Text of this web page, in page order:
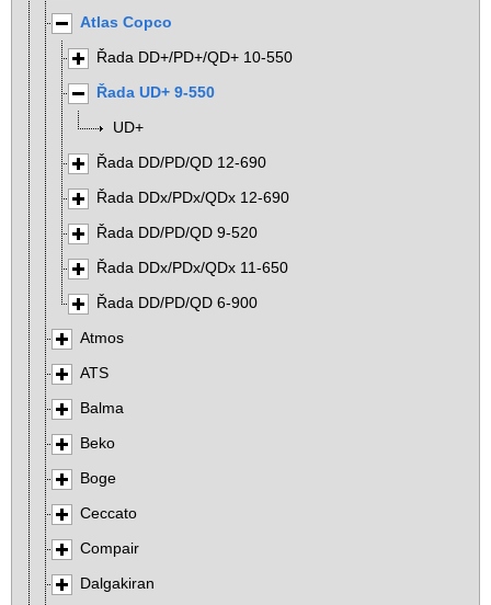
Atlas Copco
Řada DD+/PD+/QD+ 10-550
Řada UD+ 9-550
UD+
Řada DD/PD/QD 12-690
Řada DDx/PDx/QDx 12-690
Řada DD/PD/QD 9-520
Řada DDx/PDx/QDx 11-650
Řada DD/PD/QD 6-900
Atmos
ATS
Balma
Beko
Boge
Ceccato
Compair
Dalgakiran